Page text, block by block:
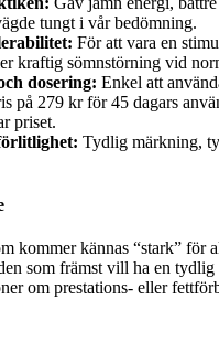
tungt i vår bedömning.
För att vara en
kraftig sömnstörning vid
dosering: Enkel att
på 279 kr för 45 dagars
priset.
Tydlig märkning,
kommer kännas “stark”
som främst vill ha en
om prestations- eller